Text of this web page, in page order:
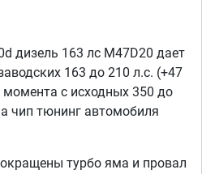
дизель 163 лс M47D20 дает
163 до 210 л.с. (+47
момента с исходных 350 до
чип тюнинг автомобиля
турбо яма и провал